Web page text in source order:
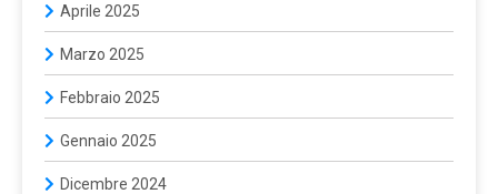
Aprile 2025
Marzo 2025
Febbraio 2025
Gennaio 2025
Dicembre 2024